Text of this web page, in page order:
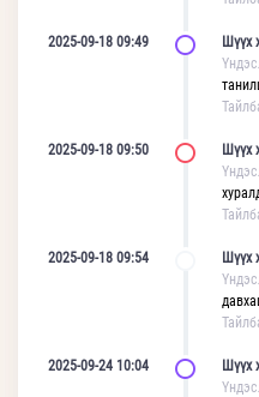
2025-09-18 09:49
Шүүх
2025-09-18 09:50
Шүүх
2025-09-18 09:54
Шүүх
2025-09-24 10:04
Шүүх